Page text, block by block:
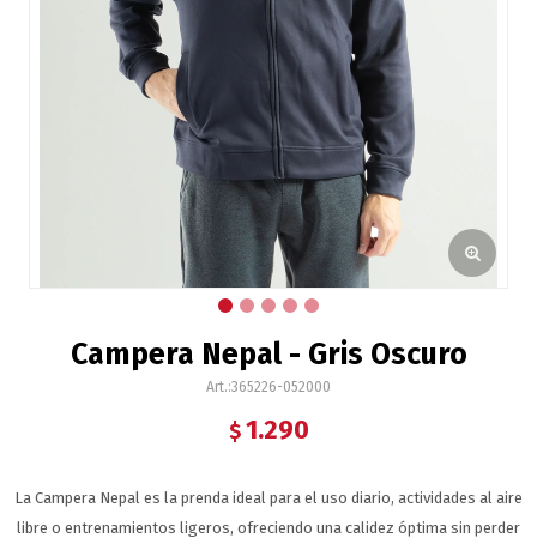
Campera Nepal - Gris Oscuro
365226-052000
$ 1.290
La Campera Nepal es la prenda ideal para el uso diario, actividades al aire
libre o entrenamientos ligeros, ofreciendo una calidez óptima sin perder